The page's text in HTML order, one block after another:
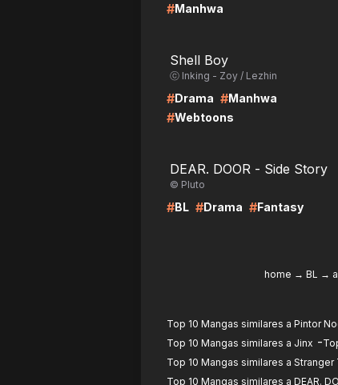
#Manhwa
Shell Boy
ⓒ Inking - Zoy / Lezhin
#Drama #Manhwa
#Webtoons
DEAR. DOOR - Side Story
© Pluto
#BL #Drama #Fantasy
home → BL →
Top 10 Mangas similares a Pintor
Top 10 Mangas similares a Jinx -
Top 10 Mangas similares a Stranger
Top 10 Mangas similares a DEAR.